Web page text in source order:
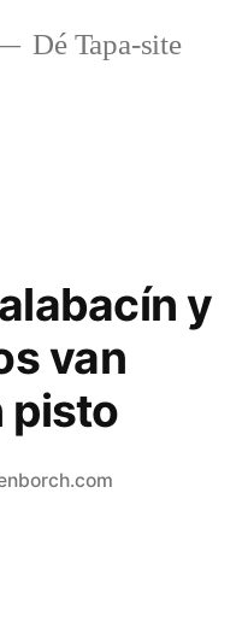
Dé Tapa-site
y
van
pisto